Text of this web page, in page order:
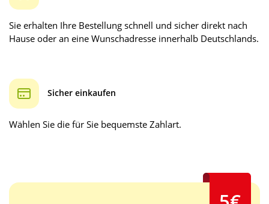
Sie erhalten Ihre Bestellung schnell und sicher direkt nach
Hause oder an eine Wunschadresse innerhalb Deutschlands.
Sicher einkaufen
Wählen Sie die für Sie bequemste Zahlart.